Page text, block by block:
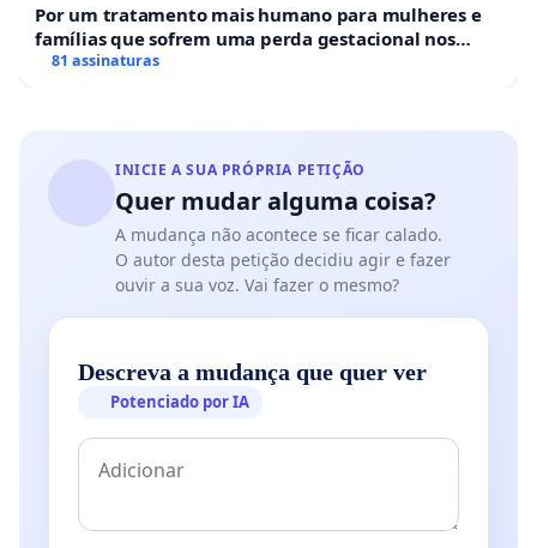
Por um tratamento mais humano para mulheres e
famílias que sofrem uma perda gestacional nos
hospitais portugueses
81 assinaturas
INICIE A SUA PRÓPRIA PETIÇÃO
Quer mudar alguma coisa?
A mudança não acontece se ficar calado.
O autor desta petição decidiu agir e fazer
ouvir a sua voz. Vai fazer o mesmo?
Descreva a mudança que quer ver
Potenciado por IA